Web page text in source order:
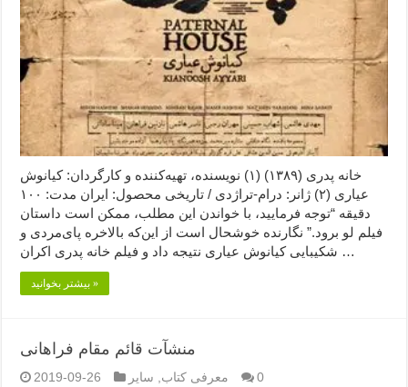
خانه پدری (۱۳۸۹) (۱) نویسنده، تهیه‌کننده و کارگردان: کیانوش
عیاری (۲) ژانر: درام-تراژدی / تاریخی محصول: ایران مدت: ۱۰۰
دقیقه “توجه فرمایید،‌ با خواندن این مطلب، ممکن است داستان
فیلم لو برود.” نگارنده خوشحال است از این‌که بالاخره پای‌مردی و
شکیبایی کیانوش عیاری نتیجه داد و فیلم خانه پدری اکران …
بیشتر بخوانید »
منشآت قائم مقام فراهانی
2019-09-26 معرفی کتاب سایر 0